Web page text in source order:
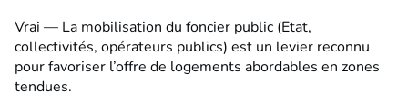
Vrai — La mobilisation du foncier public (Etat,
collectivités, opérateurs publics) est un levier reconnu
pour favoriser l’offre de logements abordables en zones
tendues.